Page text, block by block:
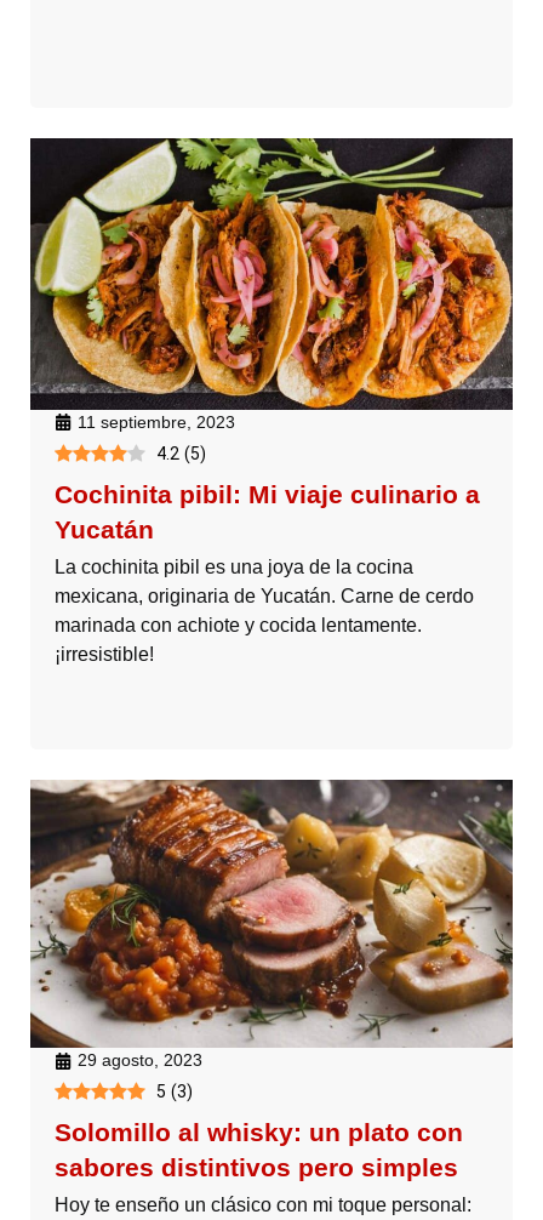
11 septiembre, 2023
4.2 (5)
Cochinita pibil: Mi viaje culinario a
Yucatán
La cochinita pibil es una joya de la cocina
mexicana, originaria de Yucatán. Carne de cerdo
marinada con achiote y cocida lentamente.
¡irresistible!
29 agosto, 2023
5 (3)
Solomillo al whisky: un plato con
sabores distintivos pero simples
Hoy te enseño un clásico con mi toque personal: